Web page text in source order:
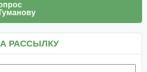
РАССЫЛКУ